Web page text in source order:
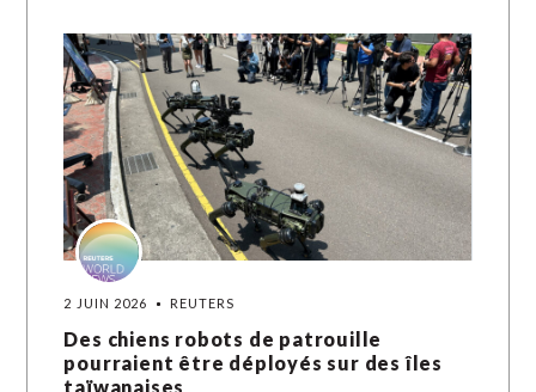
2 JUIN 2026 REUTERS
Des chiens robots de patrouille
pourraient être déployés sur des îles
taïwanaises